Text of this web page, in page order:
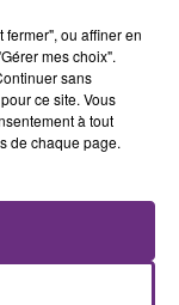
ou affiner en
mes choix".
sans
ce site. Vous
à tout
de chaque page.